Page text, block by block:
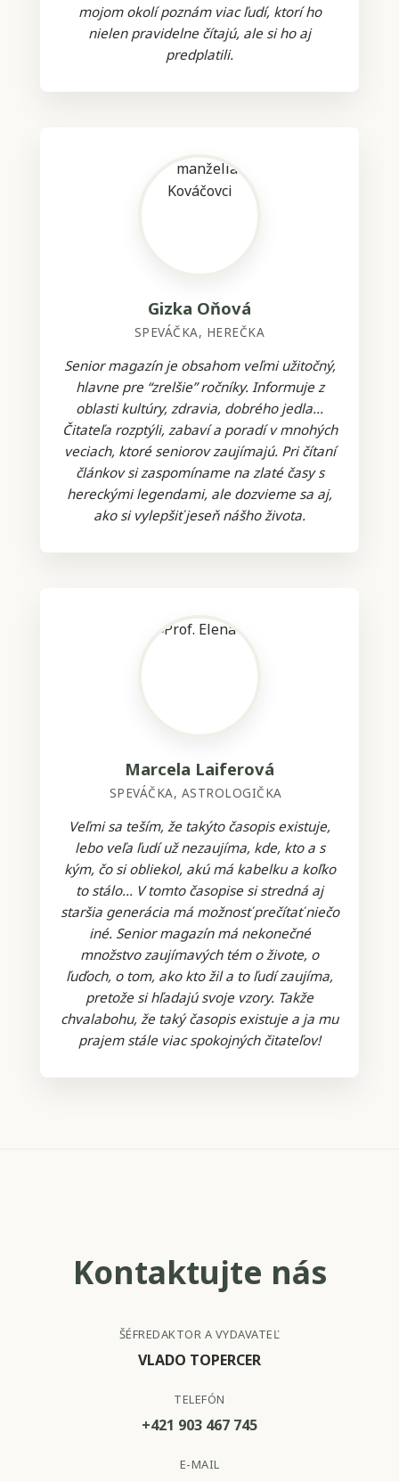
mojom okolí poznám viac ľudí, ktorí ho
nielen pravidelne čítajú, ale si ho aj
predplatili.
Gizka Oňová
SPEVÁČKA, HEREČKA
Senior magazín je obsahom veľmi užitočný,
hlavne pre “zrelšie” ročníky. Informuje z
oblasti kultúry, zdravia, dobrého jedla...
Čitateľa rozptýli, zabaví a poradí v mnohých
veciach, ktoré seniorov zaujímajú. Pri čítaní
článkov si zaspomíname na zlaté časy s
hereckými legendami, ale dozvieme sa aj,
ako si vylepšiť jeseň nášho života.
Marcela Laiferová
SPEVÁČKA, ASTROLOGIČKA
Veľmi sa teším, že takýto časopis existuje,
lebo veľa ľudí už nezaujíma, kde, kto a s
kým, čo si obliekol, akú má kabelku a koľko
to stálo... V tomto časopise si stredná aj
staršia generácia má možnosť prečítať niečo
iné. Senior magazín má nekonečné
množstvo zaujímavých tém o živote, o
ľuďoch, o tom, ako kto žil a to ľudí zaujíma,
pretože si hľadajú svoje vzory. Takže
chvalabohu, že taký časopis existuje a ja mu
prajem stále viac spokojných čitateľov!
Kontaktujte nás
ŠÉFREDAKTOR A VYDAVATEĽ
VLADO TOPERCER
TELEFÓN
+421 903 467 745
E-MAIL